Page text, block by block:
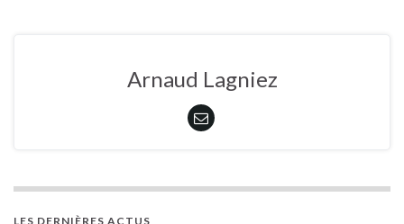
Arnaud Lagniez
LES DERNIÈRES ACTUS